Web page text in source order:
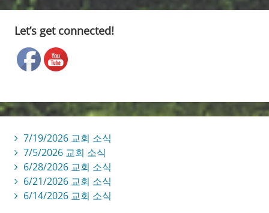
Let’s get connected!
7/19/2026 교회 소식
7/5/2026 교회 소식
6/28/2026 교회 소식
6/21/2026 교회 소식
6/14/2026 교회 소식